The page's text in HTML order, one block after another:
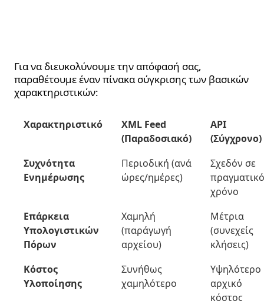
Για να διευκολύνουμε την απόφασή σας,
παραθέτουμε έναν πίνακα σύγκρισης των βασικών
χαρακτηριστικών:
Χαρακτηριστικό
XML Feed
(Παραδοσιακό)
API
(Σύγχρονο)
Συχνότητα
Ενημέρωσης
Περιοδική (ανά
ώρες/ημέρες)
Σχεδόν σε
πραγματικό
χρόνο
Επάρκεια
Υπολογιστικών
Πόρων
Χαμηλή
(παράγωγή
αρχείου)
Μέτρια
(συνεχείς
κλήσεις)
Κόστος
Υλοποίησης
Συνήθως
χαμηλότερο
Υψηλότερο
αρχικό
κόστος